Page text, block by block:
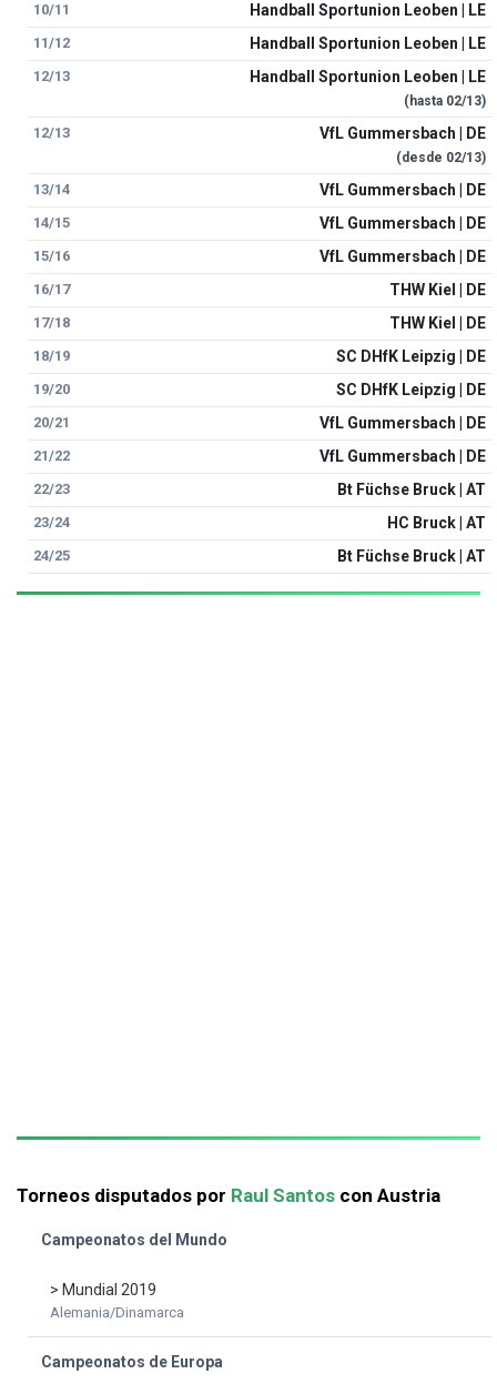
10/11 Handball Sportunion Leoben | LE
11/12 Handball Sportunion Leoben | LE
12/13 Handball Sportunion Leoben | LE
(hasta 02/13)
12/13 VfL Gummersbach | DE
(desde 02/13)
13/14 VfL Gummersbach | DE
14/15 VfL Gummersbach | DE
15/16 VfL Gummersbach | DE
16/17 THW Kiel | DE
17/18 THW Kiel | DE
18/19 SC DHfK Leipzig | DE
19/20 SC DHfK Leipzig | DE
20/21 VfL Gummersbach | DE
21/22 VfL Gummersbach | DE
22/23 Bt Füchse Bruck | AT
23/24 HC Bruck | AT
24/25 Bt Füchse Bruck | AT
Torneos disputados por Raul Santos con Austria
Campeonatos del Mundo
> Mundial 2019
Alemania/Dinamarca
Campeonatos de Europa